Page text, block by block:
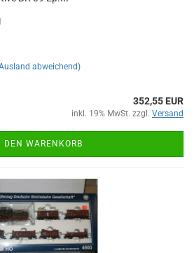
abweichend)
352,55 EUR
inkl. 19% MwSt. zzgl. Versand
DEN WARENKORB